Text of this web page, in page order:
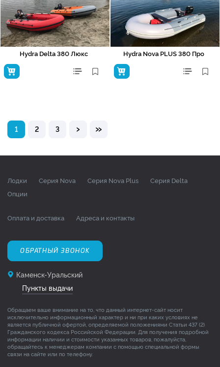
Hydra Delta 380 Люкс Hydra Nova PLUS 380 Про
1 2 3 › »
Лодки Серия Nova Серия Nova Plus
Серия Delta
Опции
Оплата и доставка Адреса и контакты
ОБРАТНЫЙ ЗВОНОК
Каменск-Уральский
Пункты выдачи
Обращаем ваше внимание на то, что данный интернет-сайт носит
исключительно информационный характер и ни при каких условиях не
является публичной офертой, определяемой положениями Статьи 437 (2)
Гражданского кодекса Российской Федерации. Для получения подробной
информации наличии и стоимости указанных товаров, пожалуйста,
обращайтесь к менеджерам компании с помощью специальной формы
связи на сайте или по телефону.